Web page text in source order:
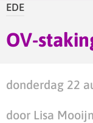
EDE
OV-
donderdag 22
door Lisa